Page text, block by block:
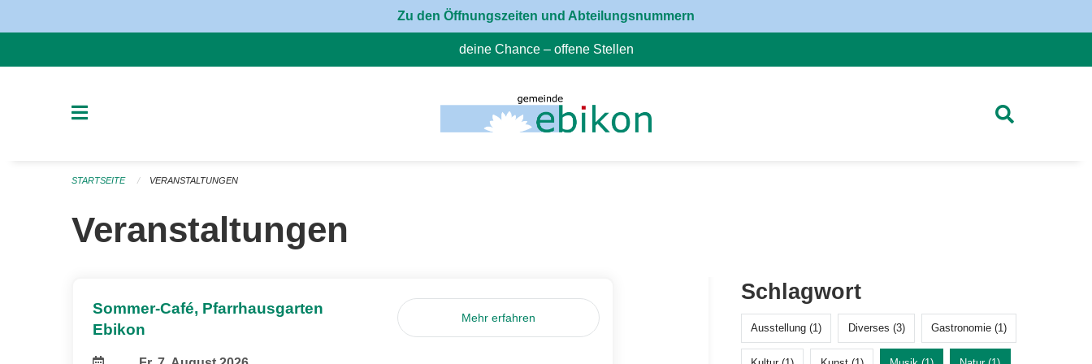
Zu den Öffnungszeiten und Abteilungsnummern
deine Chance – offene Stellen
STARTSEITE VERANSTALTUNGEN
Veranstaltungen
Sommer-Café, Pfarrhausgarten
Ebikon
Mehr erfahren
Schlagwort
Ausstellung (1) Diverses (3) Gastronomie (1)